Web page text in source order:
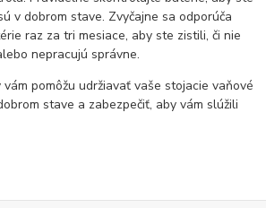
v dobrom stave. Zvyčajne sa odporúča
raz za tri mesiace, aby ste zistili, či nie
nepracujú správne.
pomôžu udržiavať vaše stojacie vaňové
stave a zabezpečiť, aby vám slúžili